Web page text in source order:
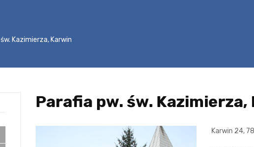
św. Kazimierza, Karwin
Parafia pw. św. Kazimierza,
Karwin 24,